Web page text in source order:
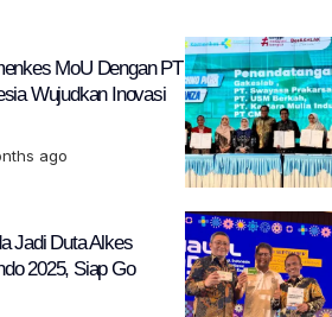
MoU Dengan PT
Wujudkan Inovasi
ago
Jadi Duta Alkes
2025, Siap Go